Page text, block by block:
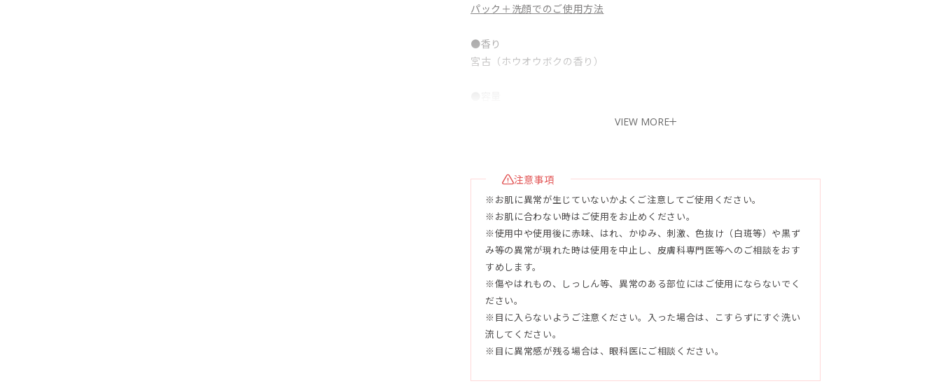
パック＋洗顔でのご使用方法
●香り
宮古（ホウオウボクの香り）
●配合成分
水、ステアリン酸、ミリスチン酸、酸化チタン、グリセリン、水酸化K、B
G、ラウリン酸、ベントナイト、トレハロース、テリハボク種子油、アセロ
ラ果実エキス、シイクワシャー果皮エキス、ツルレイシ果実エキス、オクラ
果実エキス、アロエベラ葉エキス、ゲットウ葉エキス、サンゴ末、海シル
ト、海水、ラベンダー花エキス、アルガニアスピノサ核油、オリーブ果実
油、セージ葉エキス、カミツレ花エキス、トウキンセンカ花エキス、ヤシ
油、ココイルメチルタウリンNa、コカミドプロピルベタイン、ココイルグ
リシンK、ステアリン酸グリセリル（SE）、酸化鉄、ステアリン酸グリコー
ル、ステアリン酸PEG-150、EDTA-2Na、香料
VIEW MORE
注意事項
※お肌に異常が生じていないかよくご注意してご使用ください。
※お肌に合わない時はご使用をお止めください。
※使用中や使用後に赤味、はれ、かゆみ、刺激、色抜け（白斑等）や黒ず
み等の異常が現れた時は使用を中止し、皮膚科専門医等へのご相談をおす
すめします。
※傷やはれもの、しっしん等、異常のある部位にはご使用にならないでく
ださい。
※目に入らないようご注意ください。入った場合は、こすらずにすぐ洗い
流してください。
※目に異常感が残る場合は、眼科医にご相談ください。